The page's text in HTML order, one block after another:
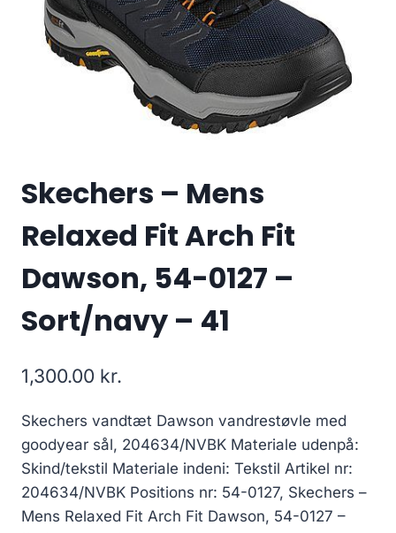
Skechers – Mens
Relaxed Fit Arch Fit
Dawson, 54-0127 –
Sort/navy – 41
1,300.00 kr.
Skechers vandtæt Dawson vandrestøvle med
goodyear sål, 204634/NVBK Materiale udenpå:
Skind/tekstil Materiale indeni: Tekstil Artikel nr:
204634/NVBK Positions nr: 54-0127, Skechers –
Mens Relaxed Fit Arch Fit Dawson, 54-0127 –